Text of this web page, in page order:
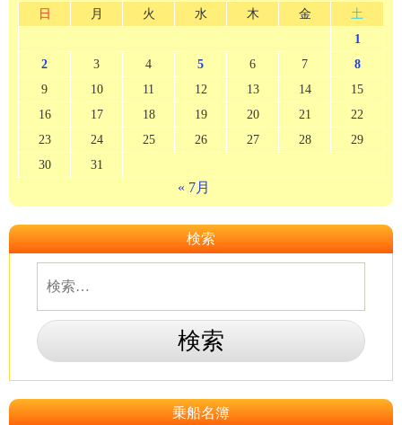
日 月 火 水 木 金
土
1
2
3 4 5 6 7
8
9
10 11 12 13 14
15
16
17 18 19 20 21
22
23
24 25 26 27 28
29
30
31
« 7月
検索
乗船名簿